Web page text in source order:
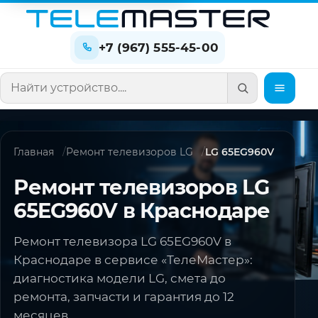
+7 (967) 555-45-00
Поиск по сайту
Главная Ремонт телевизоров LG LG 65EG960V
Ремонт телевизоров LG
65EG960V в Краснодаре
Ремонт телевизора LG 65EG960V в
Краснодаре в сервисе «ТелеМастер»:
диагностика модели LG, смета до
ремонта, запчасти и гарантия до 12